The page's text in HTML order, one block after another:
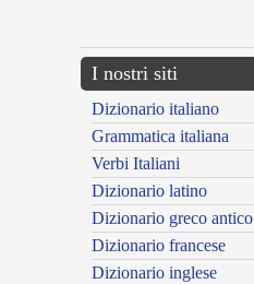
I nostri siti
Dizionario italiano
Grammatica italiana
Verbi Italiani
Dizionario latino
Dizionario greco antico
Dizionario francese
Dizionario inglese